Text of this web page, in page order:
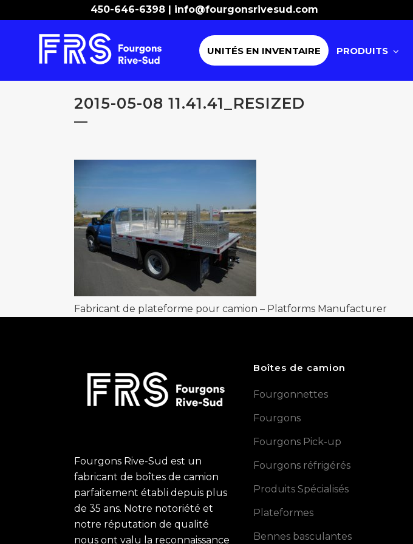
450-646-6398 | info@fourgonsrivesud.com
UNITÉS EN INVENTAIRE PRODUITS
2015-05-08 11.41.41_RESIZED
Fabricant de plateforme pour camion – Platforms Manufacturer
Fourgons Rive-Sud est un
fabricant de boîtes de camion
parfaitement établi depuis plus
de 35 ans. Notre notoriété et
notre réputation de qualité
nous ont valu la reconnaissance
Boîtes de camion
Fourgonnettes
Fourgons
Fourgons Pick-up
Fourgons réfrigérés
Produits Spécialisés
Plateformes
Bennes basculantes